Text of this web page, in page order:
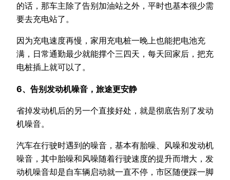
的话，那车主除了告别加油站之外，平时也基本很少需
要去充电站了。
因为充电速度再慢，家用充电桩一晚上也能把电池充
满，日常通勤最少就能撑个三四天，每天回家后，把充
电桩插上就可以了。
6、告别发动机噪音，旅途更安静
省掉发动机后的另一个直接好处，就是彻底告别了发动
机噪音。
汽车在行驶时遇到的噪音，基本有胎噪、风噪和发动机
噪音，其中胎噪和风噪随着行驶速度的提升而增大，发
动机噪音却是自车辆启动就一直不停，市区随便踩一脚